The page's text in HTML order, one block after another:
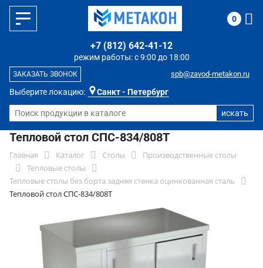
Выберите локацию: Санкт - Петербург
режим работы: с 9:00 до 18:00
+7 (812) 642-41-12
spb@zavod-metakon.ru
ЗАКАЗАТЬ ЗВОНОК
0
Тепловой стол СПС-834/808Т
Главная Каталог Столы
Производственные столы
Тепловые столы
Тепловые столы без борта задняя стенка оцинкованная сталь
Тепловой стол СПС-834/808Т